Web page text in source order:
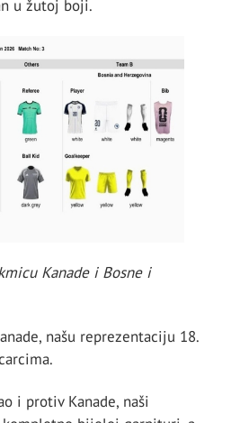
u žutoj boji.
Kanade i Bosne i
našu reprezentaciju 18.
i protiv Kanade, naši